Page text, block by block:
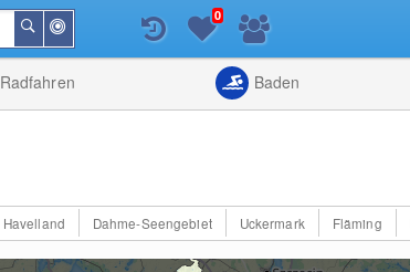
der
Nähe
Suchen
Listenansicht
0
Radfahren Baden
Havelland Dahme-Seengebiet Uckermark Fläming